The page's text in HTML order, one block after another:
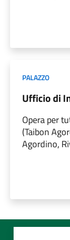
PALAZZO
Ufficio di
Opera per
(Taibon
Agordino,